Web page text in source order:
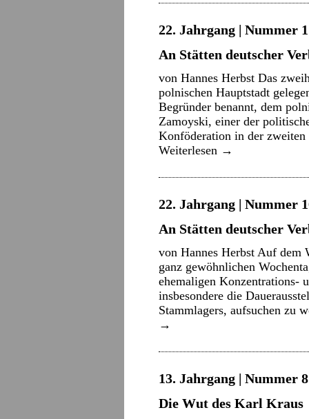
22. Jahrgang | Nummer
An Stätten deutscher
von Hannes Herbst Das
polnischen Hauptstadt
Begründer benannt, dem
Zamoyski, einer der
Konföderation in der
Weiterlesen →
22. Jahrgang | Nummer
An Stätten deutscher
von Hannes Herbst Auf dem
ganz gewöhnlichen
ehemaligen Konzentrations-
insbesondere die
Stammlagers, aufsuchen
→
13. Jahrgang | Nummer
Die Wut des Karl Kraus